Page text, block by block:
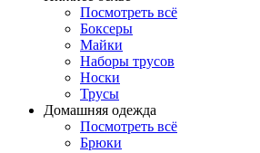
Посмотреть всё
Боксеры
Майки
Наборы трусов
Носки
Трусы
Домашняя одежда
Посмотреть всё
Брюки